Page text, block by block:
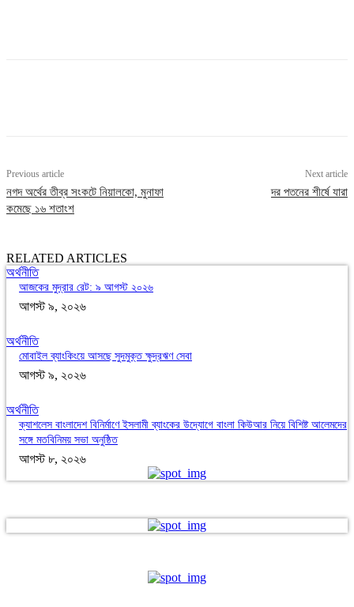
Previous article
নগদ অর্থের তীব্র সংকটে নিয়ালকো, মুনাফা
কমেছে ১৬ শতাংশ
Next article
দর পতনের শীর্ষে যারা
RELATED ARTICLES
অর্থনীতি
আজকের মুদ্রার রেট: ৯ আগস্ট ২০২৬
আগস্ট ৯, ২০২৬
অর্থনীতি
মোবাইল ব্যাংকিংয়ে আসছে সুদমুক্ত ক্ষুদ্রঋণ সেবা
আগস্ট ৯, ২০২৬
অর্থনীতি
ক্যাশলেস বাংলাদেশ বিনির্মাণে ইসলামী ব্যাংকের উদ্যোগে বাংলা কিউআর নিয়ে বিশিষ্ট আলেমদের
সঙ্গে মতবিনিময় সভা অনুষ্ঠিত
আগস্ট ৮, ২০২৬